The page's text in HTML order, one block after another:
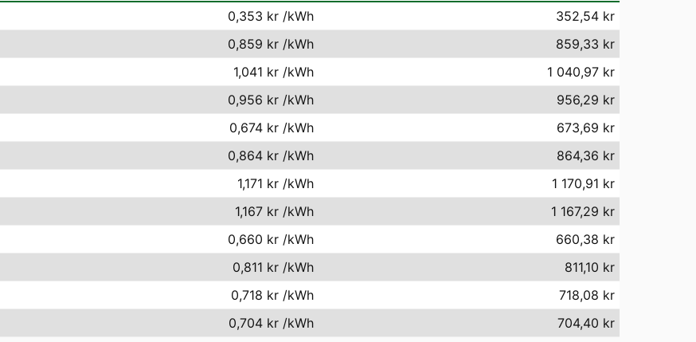
0,353 kr /kWh
352,54 kr
0,859 kr /kWh
859,33 kr
1,041 kr /kWh
1 040,97 kr
0,956 kr /kWh
956,29 kr
0,674 kr /kWh
673,69 kr
0,864 kr /kWh
864,36 kr
1,171 kr /kWh
1 170,91 kr
1,167 kr /kWh
1 167,29 kr
0,660 kr /kWh
660,38 kr
0,811 kr /kWh
811,10 kr
0,718 kr /kWh
718,08 kr
0,704 kr /kWh 704,40 kr